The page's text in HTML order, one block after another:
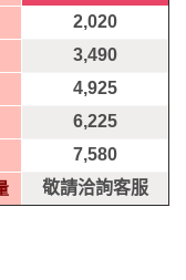
2,020
3,490
4,925
6,225
7,580
敬請洽詢客服